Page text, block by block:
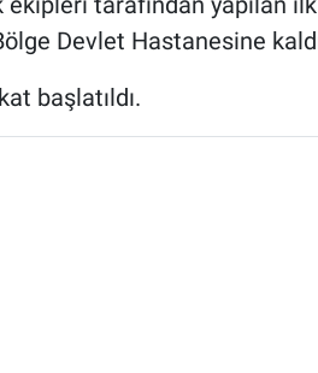
Devlet Hastanesine
başlatıldı.